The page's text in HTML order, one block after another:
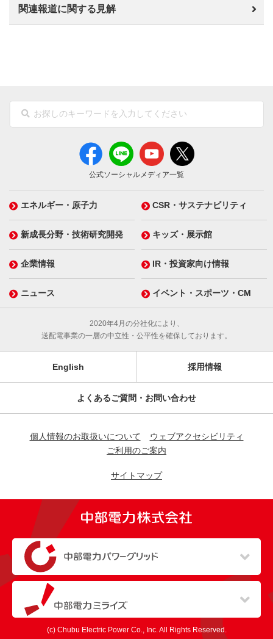
関連報道に関する見解
公式ソーシャルメディア一覧
エネルギー・原子力 CSR・サステナビリティ
新成長分野・技術研究開発 キッズ・展示館
企業情報 IR・投資家向け情報
ニュース イベント・スポーツ・CM
2020年4月の分社化により、
送配電事業の一層の中立性・公平性を確保しております。
English 採用情報
よくあるご質問・お問い合わせ
個人情報のお取扱いについて
ウェブアクセシビリティ
ご利用のご案内
サイトマップ
（新しいウィンドウを開きます）
（新しいウィンドウを開きます）
(c) Chubu Electric Power Co., Inc. All Rights Reserved.